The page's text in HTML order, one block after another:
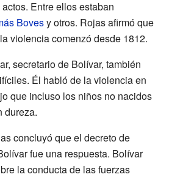
Entre ellos estaban
Bovesy otros. Rojas afirmó que
violencia comenzó desde 1812.
secretario de Bolívar, también
Él habló de la violencia en
que incluso los niños no nacidos
dureza.
concluyó que el decreto de
fue una respuesta. Bolívar
la conducta de las fuerzas